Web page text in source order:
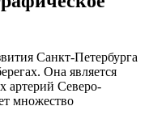
Санкт-Петербурга
Она является
артерий Северо-
множество